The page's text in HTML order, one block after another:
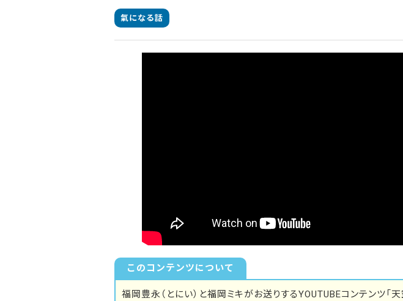
氣になる話
このコンテンツについて
福岡豊永（とにい）と福岡ミキがお送りするYOUTUBEコンテンツ「